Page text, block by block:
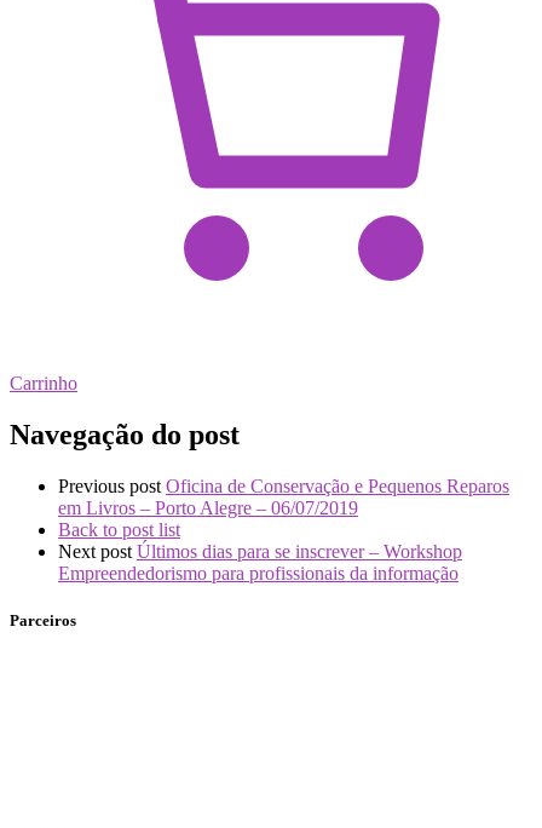
Carrinho
Navegação do post
Previous post Oficina de Conservação e Pequenos Reparos
em Livros – Porto Alegre – 06/07/2019
Back to post list
Next post Últimos dias para se inscrever – Workshop
Empreendedorismo para profissionais da informação
Parceiros